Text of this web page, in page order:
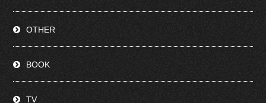
OTHER
BOOK
TV